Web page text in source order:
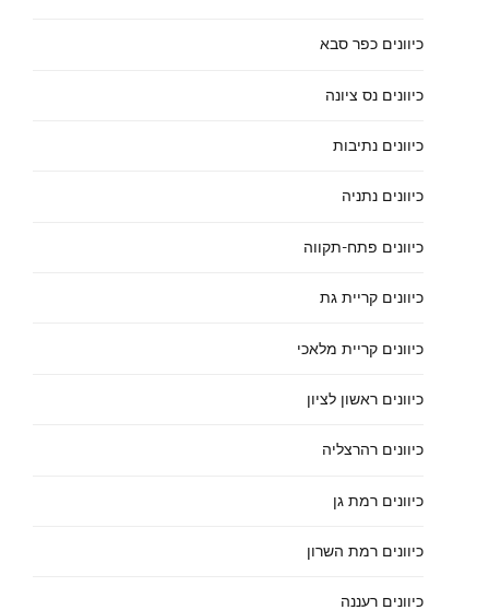
כיוונים כפר סבא
כיוונים נס ציונה
כיוונים נתיבות
כיוונים נתניה
כיוונים פתח-תקווה
כיוונים קריית גת
כיוונים קריית מלאכי
כיוונים ראשון לציון
כיוונים רהרצליה
כיוונים רמת גן
כיוונים רמת השרון
כיוונים רעננה